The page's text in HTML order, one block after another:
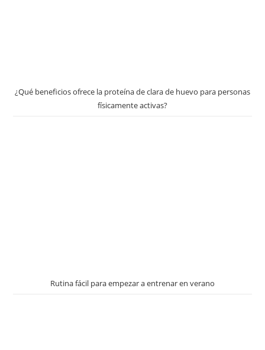
¿Qué beneficios ofrece la proteína de clara de huevo para personas
físicamente activas?
Rutina fácil para empezar a entrenar en verano